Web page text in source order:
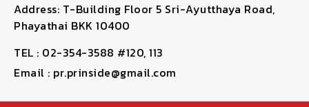
Address: T-Building Floor 5 Sri-Ayutthaya Road,
Phayathai BKK 10400
TEL : 02-354-3588 #120, 113
Email : pr.prinside@gmail.com